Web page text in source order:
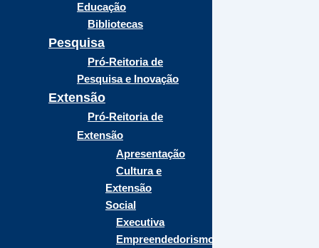
Educação
Bibliotecas
Pesquisa
Pró-Reitoria de
Pesquisa e Inovação
Extensão
Pró-Reitoria de
Extensão
Apresentação
Cultura e
Extensão
Social
Executiva
Empreendedorismo